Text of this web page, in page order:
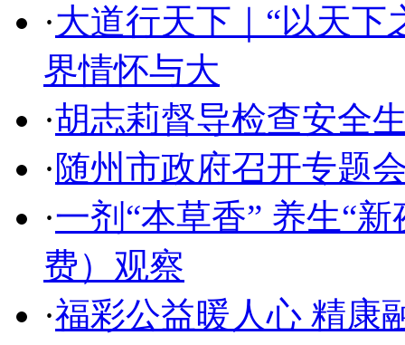
·大道行天下｜“以天
界情怀与大
·胡志莉督导检查安全
·随州市政府召开专题
·一剂“本草香” 养生“
费）观察
·福彩公益暖人心 精康